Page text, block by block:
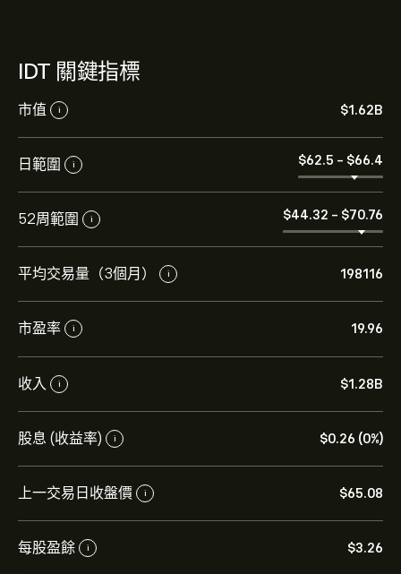
IDT 關鍵指標
市值 i ‎$‎1.62B
日範圍 i ‎$‎62.5 - ‎$‎66.4
52周範圍 i ‎$‎44.32 - ‎$‎70.76
平均交易量（3個月） i 198116
市盈率 i 19.96
收入 i ‎$‎1.28B
股息 (收益率) i ‎$‎0.26 (0%)
上一交易日收盤價 i ‎$‎65.08
每股盈餘 i ‎$‎3.26